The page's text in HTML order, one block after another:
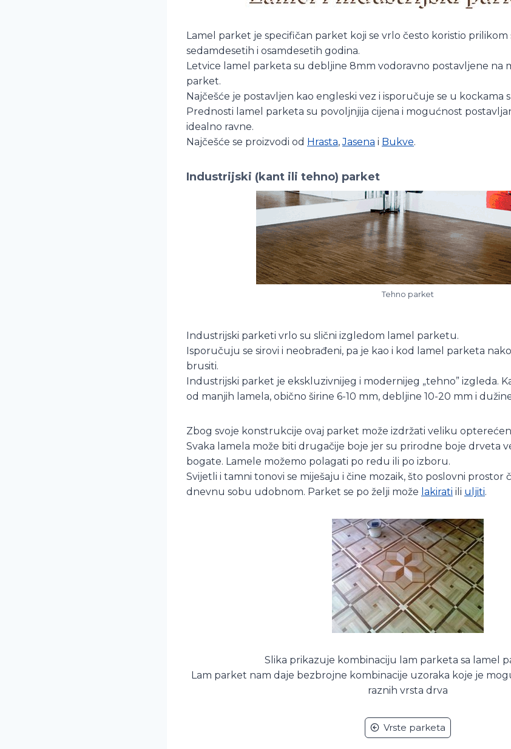
Lamel parket je specifičan parket koji se vrlo često koristio
sedamdesetih i osamdesetih godina.
Letvice lamel parketa su debljine 8mm vodoravno postavljene na
parket.
Najčešće je postavljen kao engleski vez i isporučuje se u kockama
Prednosti lamel parketa su povoljnjija cijena i mogućnost
idealno ravne.
Najčešće se proizvodi od Hrasta,Jasena i Bukve.
Industrijski (kant ili tehno) parket
Tehno parket
Industrijski parketi vrlo su slični izgledom lamel parketu.
Isporučuju se sirovi i neobrađeni, pa je kao i kod lamel parketa
brusiti.
Industrijski parket je ekskluzivnijeg i modernijeg „tehno” izgleda.
od manjih lamela, obično širine 6-10 mm, debljine 10-20 mm i
Zbog svoje konstrukcije ovaj parket može izdržati veliku
Svaka lamela može biti drugačije boje jer su prirodne boje drveta
bogate. Lamele možemo polagati po redu ili po izboru.
Svijetli i tamni tonovi se miješaju i čine mozaik, što poslovni prostor
dnevnu sobu udobnom. Parket se po želji može lakirati ili uljiti.
Slika prikazuje kombinaciju lam parketa sa lamel
Lam parket nam daje bezbrojne kombinacije uzoraka koje je
raznih vrsta drva
Vrste parketa